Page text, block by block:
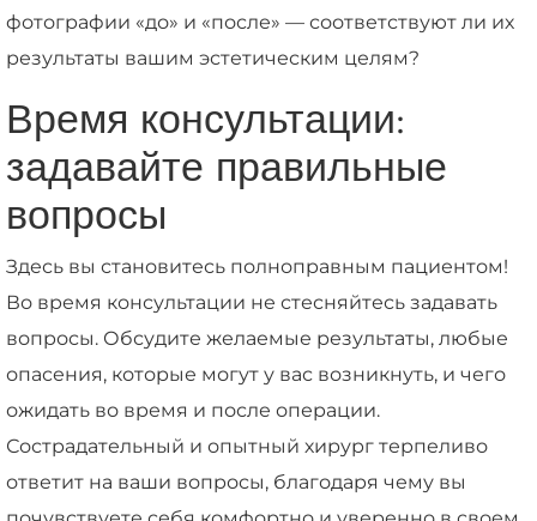
фотографии «до» и «после» — соответствуют ли их
результаты вашим эстетическим целям?
Время консультации:
задавайте правильные
вопросы
Здесь вы становитесь полноправным пациентом!
Во время консультации не стесняйтесь задавать
вопросы. Обсудите желаемые результаты, любые
опасения, которые могут у вас возникнуть, и чего
ожидать во время и после операции.
Сострадательный и опытный хирург терпеливо
ответит на ваши вопросы, благодаря чему вы